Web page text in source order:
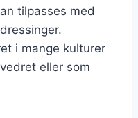
tilpasses med
i mange kulturer
eller som